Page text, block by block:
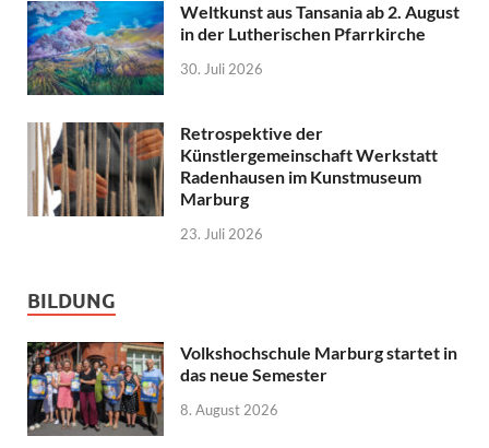
Weltkunst aus Tansania ab 2. August
in der Lutherischen Pfarrkirche
30. Juli 2026
Retrospektive der
Künstlergemeinschaft Werkstatt
Radenhausen im Kunstmuseum
Marburg
23. Juli 2026
BILDUNG
Volkshochschule Marburg startet in
das neue Semester
8. August 2026